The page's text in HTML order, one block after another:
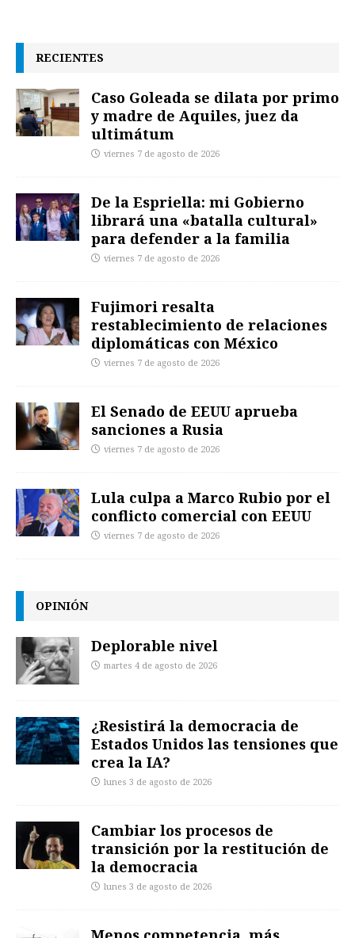
RECIENTES
Caso Goleada se dilata por primo
y madre de Aquiles, juez da
ultimátum
viernes 7 de agosto de 2026
De la Espriella: mi Gobierno
librará una «batalla cultural»
para defender a la familia
viernes 7 de agosto de 2026
Fujimori resalta
restablecimiento de relaciones
diplomáticas con México
viernes 7 de agosto de 2026
El Senado de EEUU aprueba
sanciones a Rusia
viernes 7 de agosto de 2026
Lula culpa a Marco Rubio por el
conflicto comercial con EEUU
viernes 7 de agosto de 2026
OPINIÓN
Deplorable nivel
martes 4 de agosto de 2026
¿Resistirá la democracia de
Estados Unidos las tensiones que
crea la IA?
lunes 3 de agosto de 2026
Cambiar los procesos de
transición por la restitución de
la democracia
lunes 3 de agosto de 2026